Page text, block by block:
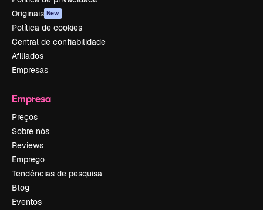
Originais New
Política de cookies
Central de confiabilidade
Afiliados
Empresas
Empresa
Preços
Sobre nós
Reviews
Emprego
Tendências de pesquisa
Blog
Eventos